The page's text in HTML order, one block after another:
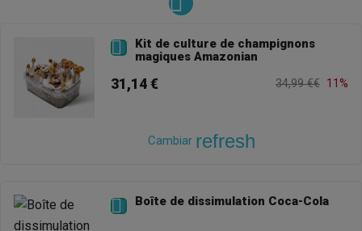

Kit de culture de champignons
magiques Amazonian
31,14 € 34,99 €€ 11%
Cambiar refresh
 Boîte de dissimulation Coca-Cola